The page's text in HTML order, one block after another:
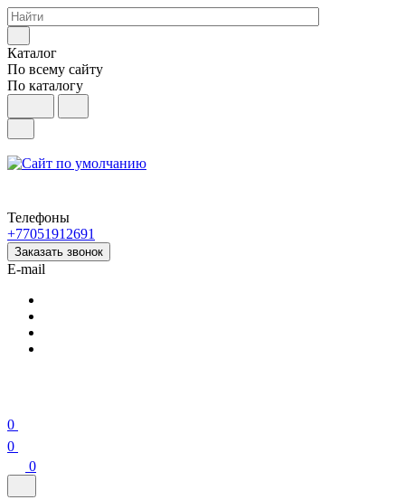
Каталог
По всему сайту
По каталогу
Телефоны
+77051912691
Заказать звонок
E-mail
0
0
0